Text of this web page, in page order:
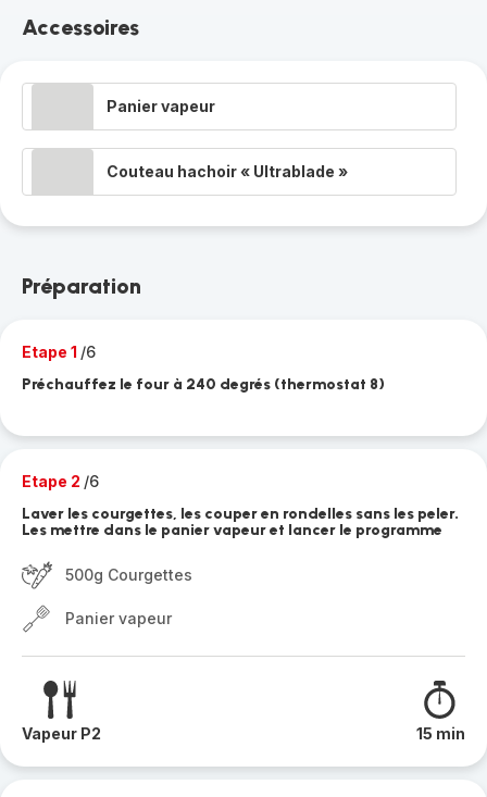
Accessoires
Panier vapeur
Couteau hachoir « Ultrablade »
Préparation
Etape 1 /6
Préchauffez le four à 240 degrés (thermostat 8)
Etape 2 /6
Laver les courgettes, les couper en rondelles sans les peler.
Les mettre dans le panier vapeur et lancer le programme
500g Courgettes
Panier vapeur
Vapeur P2 15 min